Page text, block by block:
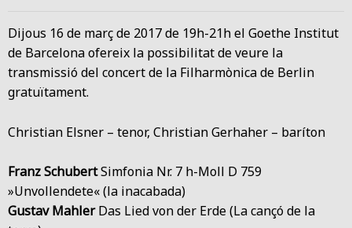
Dijous 16 de març de 2017 de 19h-21h el Goethe Institut
de Barcelona ofereix la possibilitat de veure la
transmissió del concert de la Filharmònica de Berlin
gratuïtament.
Christian Elsner – tenor, Christian Gerhaher – baríton
Franz SchubertSimfonia Nr. 7 h-Moll D 759
»Unvollendete« (la inacabada)
Gustav MahlerDas Lied von der Erde (La cançó de la